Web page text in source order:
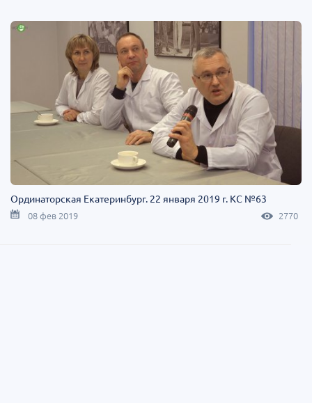
Ординаторская Екатеринбург. 22 января 2019 г. КС №63
08 фев 2019 2770